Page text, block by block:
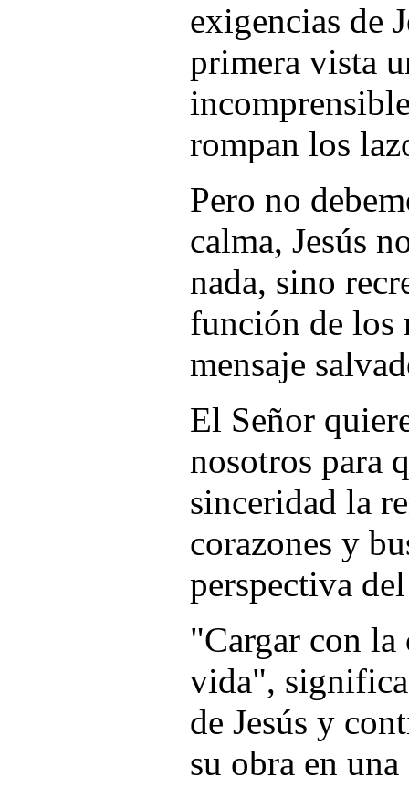
exigencias de
primera vista
rompan los
Pero no
calma, Jesús
nada, sino
función de los
mensaje
El Señor
nosotros para
sinceridad la
corazones y
perspectiva
"Cargar con
vida",
de Jesús y
su obra en